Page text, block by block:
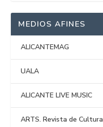
MEDIOS AFINES
ALICANTEMAG
UALA
ALICANTE LIVE MUSIC
ARTS. Revista de Cultura